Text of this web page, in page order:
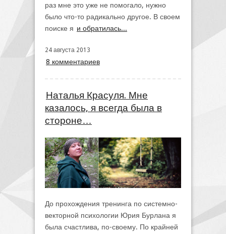
раз мне это уже не помогало, нужно
было что-то радикально другое. В своем
поиске я и обратилась...
24 августа 2013
8 комментариев
Наталья Красуля. Мне
казалось, я всегда была в
стороне…
До прохождения тренинга по системно-
векторной психологии Юрия Бурлана я
была счастлива, по-своему. По крайней